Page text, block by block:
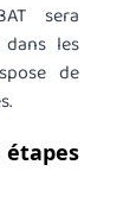
sera
les
de
étapes